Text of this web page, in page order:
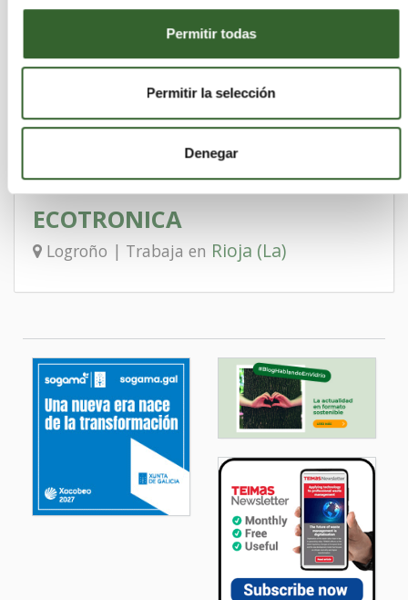
Permitir todas
Permitir la selección
Denegar
Logroño | Trabaja enRioja (La)
JESUS SANZ CARBONELL
Rincón de Soto | Trabaja enRioja (La)
ECOTRONICA
Logroño | Trabaja en Rioja (La)